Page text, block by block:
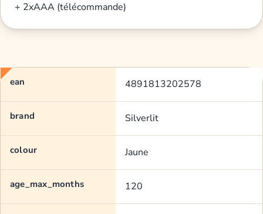
+ 2xAAA (télécommande)
ean 4891813202578
brand Silverlit
colour Jaune
age_max_months 120